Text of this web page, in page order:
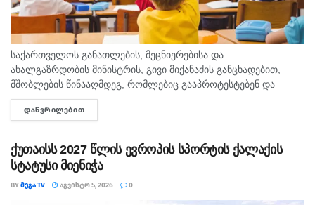
საქართველოს განათლების, მეცნიერებისა და
ახალგაზრდობის მინისტრის, გივი მიქანაძის განცხადებით,
მშობლების წინააღმდეგ, რომლებიც გააპროტესტებენ და
ბავშვებს სასკოლო ფორმას მაინც არ ჩააცმევენ, იქნება
განსაზღვრული, როგორც აღმზრდელობითი, ისე კონკრეტული
ᲓᲐᲬᲕᲠᲘᲚᲔᲑᲘᲗ
ქუთაისს 2027 წლის ევროპის სპორტის ქალაქის
სტატუსი მიენიჭა
BYᲛᲔᲒᲐ TV ᲐᲒᲕᲘᲡᲢᲝ 5, 2026 0